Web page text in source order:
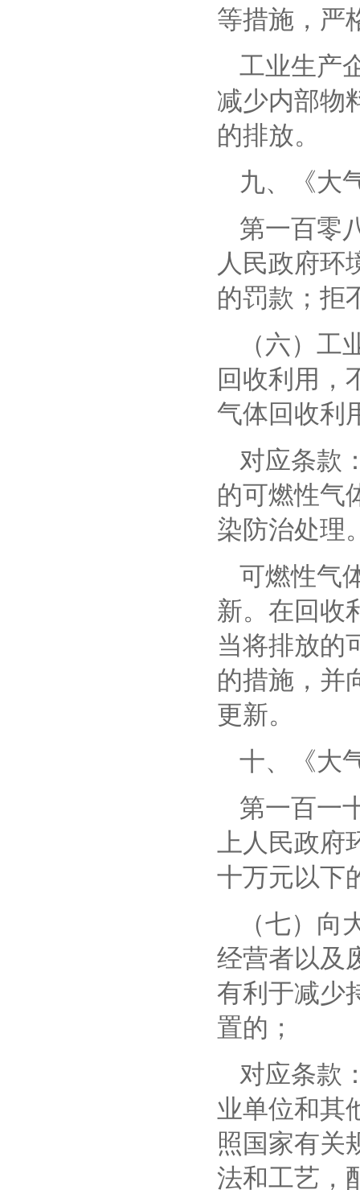
等措施，严
工业生产
减少内部物
的排放。
九、
《
第一百零
人民政府环
的罚款；拒
（六）
回收利用，
气体回收利
对应条款
的可燃性气
染防治处理
可燃性气
新。在回收
当将排放的
的措施，并
更新。
十、
《
第一百一
上人民政
十万元以下
（七）
经营者以及
有利于减少
置的；
对应条款
业单位和其
照国家有关
法和工艺，